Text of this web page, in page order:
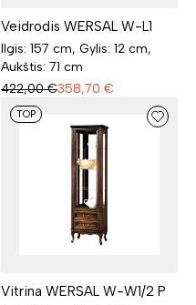
Veidrodis WERSAL W-L1
Ilgis: 157 cm, Gylis: 12 cm,
Aukštis: 71 cm
422,00 €358,70 €
TOP
Vitrina WERSAL W-W1/2 P